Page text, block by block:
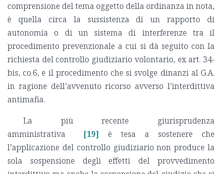
comprensione del tema oggetto della ordinanza in nota,
è quella circa la sussistenza di un rapporto di
autonomia o di un sistema di interferenze tra il
procedimento prevenzionale a cui si dà seguito con la
richiesta del controllo giudiziario volontario, ex art. 34-
bis, co.6, e il procedimento che si svolge dinanzi al G.A.
in ragione dell’avvenuto ricorso avverso l’interdittiva
antimafia.
La più recente giurisprudenza
amministrativa
[19] è tesa a sostenere che
l’applicazione del controllo giudiziario non produce la
sola sospensione degli effetti del provvedimento